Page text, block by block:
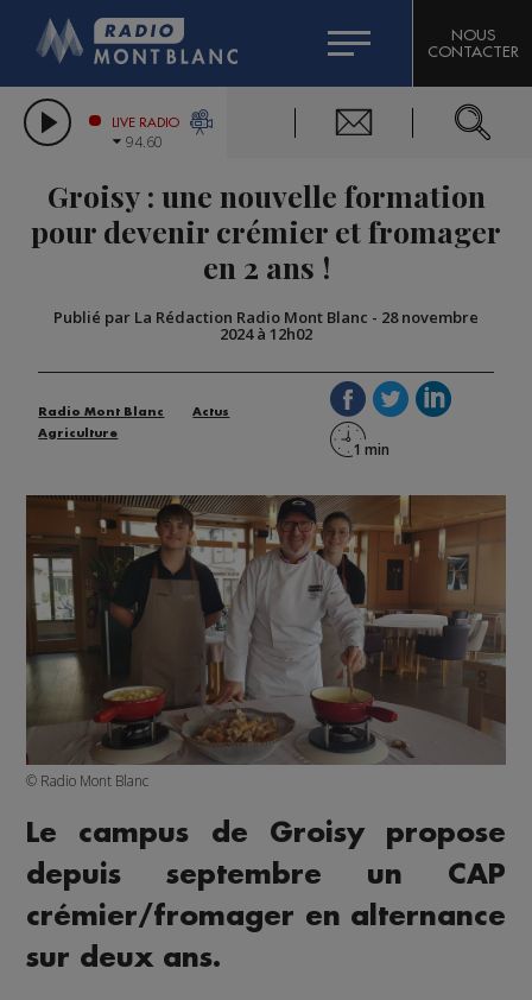
LES CHRONIQUES DE L'EXPERT
CITIZEN MACHINERY
GRAND MASSIF DOMAINES SKIABLES
BIGARD
COMPAGNIE DU MONT-BLANC
NOUS
CONTACTER
LIVE RADIO
94.60
Groisy : une nouvelle formation
pour devenir crémier et fromager
en 2 ans !
Publié par La Rédaction Radio Mont Blanc - 28 novembre
2024 à 12h02
Radio Mont Blanc
Actus
Agriculture
© Radio Mont Blanc
Le campus de Groisy propose
depuis septembre un CAP
crémier/fromager en alternance
sur deux ans.